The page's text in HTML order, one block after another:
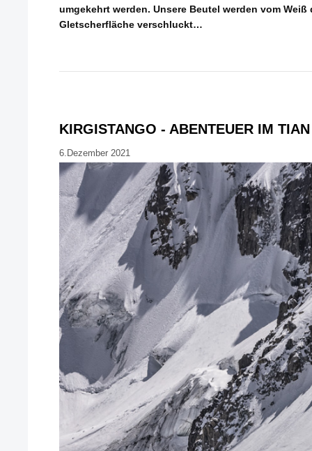
umgekehrt werden. Unsere Beutel werden vom
Gletscherfläche verschluckt…
KIRGISTANGO - ABENTEUER IM
6.Dezember 2021